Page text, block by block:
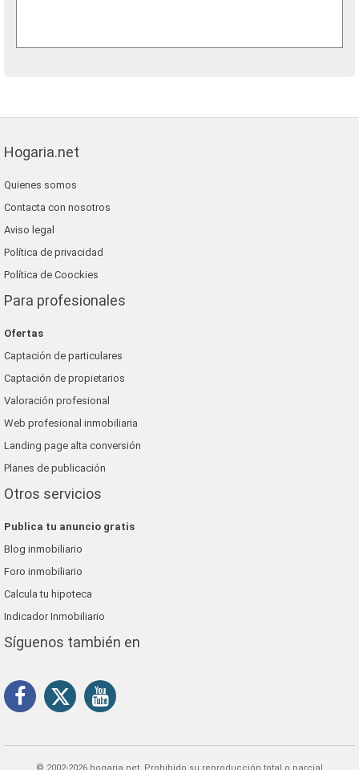
Hogaria.net
Quienes somos
Contacta con nosotros
Aviso legal
Política de privacidad
Política de Coockies
Para profesionales
Ofertas
Captación de particulares
Captación de propietarios
Valoración profesional
Web profesional inmobiliaria
Landing page alta conversión
Planes de publicación
Otros servicios
Publica tu anuncio gratis
Blog inmobiliario
Foro inmobiliario
Calcula tu hipoteca
Indicador Inmobiliario
Síguenos también en